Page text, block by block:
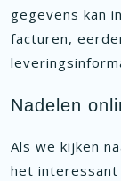
gegevens kan
facturen,
Nadelen
Als we kijken
het